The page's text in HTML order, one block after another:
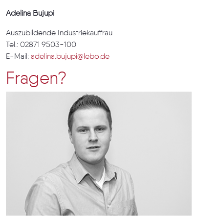
Adelina Bujupi
Auszubildende Industriekauffrau
Tel.: 02871 9503-100
E-Mail: adelina.bujupi@lebo.de
Fragen?